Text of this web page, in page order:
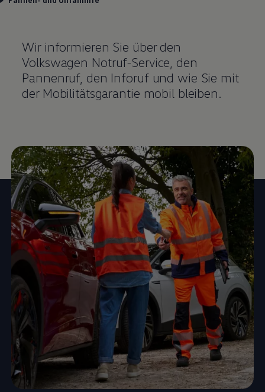
Wir informieren Sie über den
Volkswagen Notruf-Service , den
Pannenruf, den Inforuf und wie Sie mit
der Mobilitätsgarantie mobil bleiben.